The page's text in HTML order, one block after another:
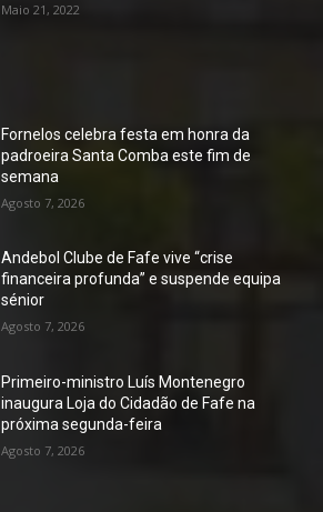
Maio 21, 2022
Fornelos celebra festa em honra da
padroeira Santa Comba este fim de
semana
Agosto 7, 2026
Andebol Clube de Fafe vive “crise
financeira profunda” e suspende equipa
sénior
Agosto 7, 2026
Primeiro-ministro Luís Montenegro
inaugura Loja do Cidadão de Fafe na
próxima segunda-feira
Agosto 7, 2026